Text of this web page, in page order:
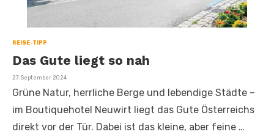
REISE-TIPP
Das Gute liegt so nah
Veröffentlicht
27. September 2024
Grüne Natur, herrliche Berge und lebendige Städte –
im Boutiquehotel Neuwirt liegt das Gute Österreichs
direkt vor der Tür. Dabei ist das kleine, aber feine …